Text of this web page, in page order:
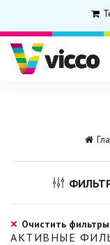
Очистить фильтры
АКТИВНЫЕ